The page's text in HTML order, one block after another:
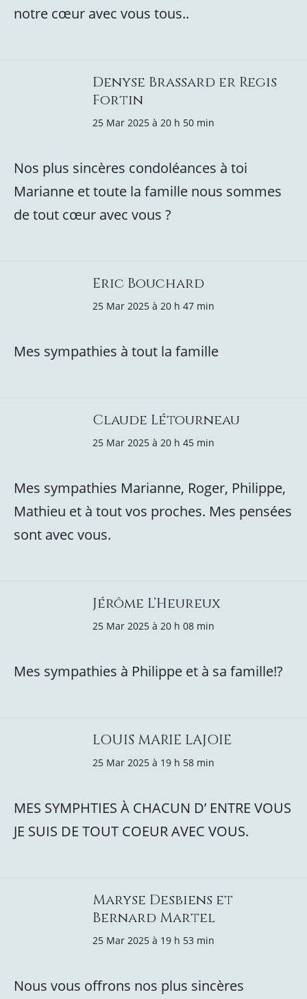
notre cœur avec vous tous..
Denyse Brassard er Regis
Fortin
25 Mar 2025 à 20 h 50 min
Nos plus sincères condoléances à toi
Marianne et toute la famille nous sommes
de tout cœur avec vous ?
Eric Bouchard
25 Mar 2025 à 20 h 47 min
Mes sympathies à tout la famille
Claude Létourneau
25 Mar 2025 à 20 h 45 min
Mes sympathies Marianne, Roger, Philippe,
Mathieu et à tout vos proches. Mes pensées
sont avec vous.
Jérôme L’Heureux
25 Mar 2025 à 20 h 08 min
Mes sympathies à Philippe et à sa famille!?
LOUIS MARIE LAJOIE
25 Mar 2025 à 19 h 58 min
MES SYMPHTIES À CHACUN D’ ENTRE VOUS
JE SUIS DE TOUT COEUR AVEC VOUS.
Maryse Desbiens et
Bernard Martel
25 Mar 2025 à 19 h 53 min
Nous vous offrons nos plus sincères